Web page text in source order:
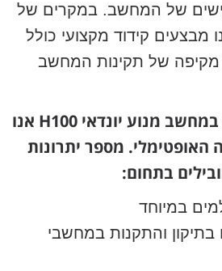
של המחשב. במקרים של
קידוד מקצועי כולל
מקיפה של תקינות המחשב
במקרים של תקלה במחשב מנוע יונדאי H100 אנו
מספר יתרונות
בתחום:
במיוחד
בתיקון והתקנות במחשבי